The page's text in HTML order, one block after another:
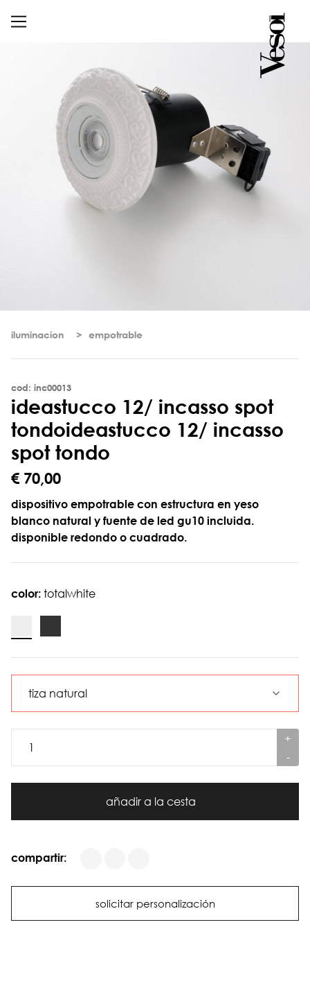
iluminacion empotrable
cod: inc00013
ideastucco 12/ incasso spot
tondoideastucco 12/ incasso
spot tondo
€ 70,00
dispositivo empotrable con estructura en yeso
blanco natural y fuente de led gu10 incluida.
disponible redondo o cuadrado.
color: totalwhite
+
-
añadir a la cesta
compartir:
solicitar personalización